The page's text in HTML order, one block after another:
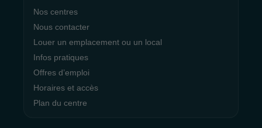
Nos centres
Nous contacter
Louer un emplacement ou un local
Infos pratiques
Offres d’emploi
Horaires et accès
Plan du centre